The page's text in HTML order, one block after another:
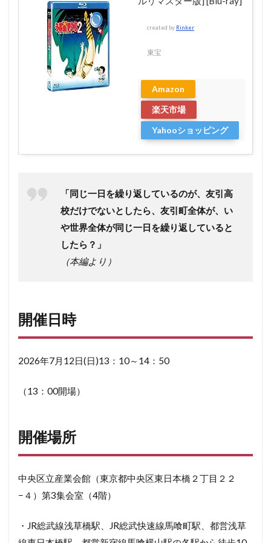
created by Rinker
東宝
Amazon
楽天市場
Yahooショッピング
「同じ一日を繰り返しているのが、友引高
校だけでないとしたら、友引町全体が、い
や世界全体が同じ一日を繰り返していると
したら？」
（本編より）
開催日時
2026年7月12日(日)13：10～14：50
（13：00開場）
開催場所
中央区立産業会館（東京都中央区東日本橋２丁目２２
−４）第3集会室（4階）
・JR総武線浅草橋駅、JR総武快速線馬喰町駅、都営浅草